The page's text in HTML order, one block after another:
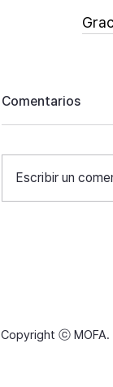
Comentarios
Escribir un
Copyright ⓒ